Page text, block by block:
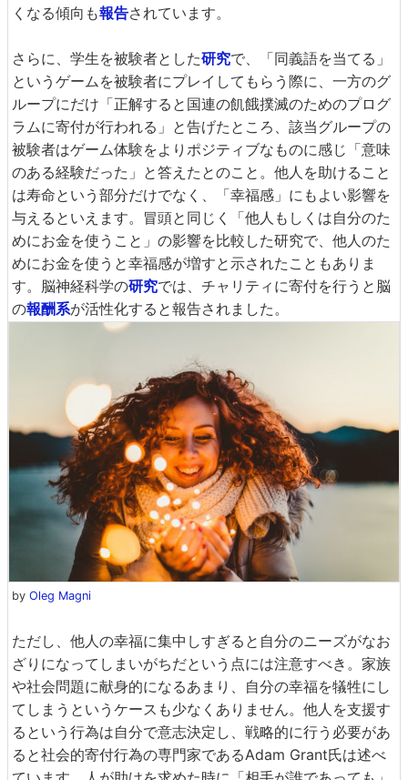
くなる傾向も報告されています。
さらに、学生を被験者とした研究で、「同義語を当てる」
というゲームを被験者にプレイしてもらう際に、一方のグ
ループにだけ「正解すると国連の飢餓撲滅のためのプログ
ラムに寄付が行われる」と告げたところ、該当グループの
被験者はゲーム体験をよりポジティブなものに感じ「意味
のある経験だった」と答えたとのこと。他人を助けること
は寿命という部分だけでなく、「幸福感」にもよい影響を
与えるといえます。冒頭と同じく「他人もしくは自分のた
めにお金を使うこと」の影響を比較した研究で、他人のた
めにお金を使うと幸福感が増すと示されたこともありま
す。脳神経科学の研究では、チャリティに寄付を行うと脳
の報酬系が活性化すると報告されました。
by Oleg Magni
ただし、他人の幸福に集中しすぎると自分のニーズがなお
ざりになってしまいがちだという点には注意すべき。家族
や社会問題に献身的になるあまり、自分の幸福を犠牲にし
てしまうというケースも少なくありません。他人を支援す
るという行為は自分で意志決定し、戦略的に行う必要があ
ると社会的寄付行為の専門家であるAdam Grant氏は述べ